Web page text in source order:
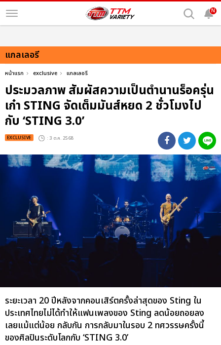
N
แกลเลอรี
หน้าแรก exclusive แกลเลอรี
ประมวลภาพ สัมผัสความเป็นตำนานร็อครุ่น
เก๋า STING จัดเต็มมันส์หยด 2 ชั่วโมงไป
กับ ‘STING 3.0’
EXCLUSIVE : 3 ต.ค. 2568
ระยะเวลา 20 ปีหลังจากคอนเสิร์ตครั้งล่าสุดของ Sting ใน
ประเทศไทยไม่ได้ทำให้แฟนเพลงของ Sting ลดน้อยถอยลง
เลยแม้แต่น้อย กลับกัน การกลับมาในรอบ 2 ทศวรรษครั้งนี้
ของศิลปินระดับโลกกับ ‘STING 3.0’